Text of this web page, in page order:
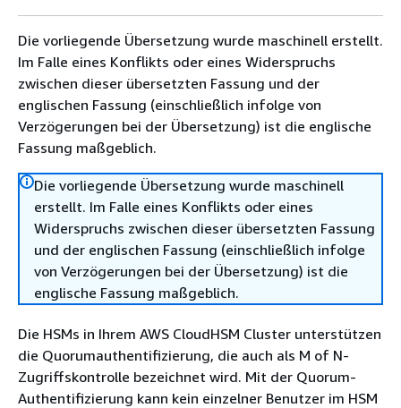
Die vorliegende Übersetzung wurde maschinell erstellt.
Im Falle eines Konflikts oder eines Widerspruchs
zwischen dieser übersetzten Fassung und der
englischen Fassung (einschließlich infolge von
Verzögerungen bei der Übersetzung) ist die englische
Fassung maßgeblich.
Die vorliegende Übersetzung wurde maschinell
erstellt. Im Falle eines Konflikts oder eines
Widerspruchs zwischen dieser übersetzten Fassung
und der englischen Fassung (einschließlich infolge
von Verzögerungen bei der Übersetzung) ist die
englische Fassung maßgeblich.
Die HSMs in Ihrem AWS CloudHSM Cluster unterstützen
die Quorumauthentifizierung, die auch als M of N-
Zugriffskontrolle bezeichnet wird. Mit der Quorum-
Authentifizierung kann kein einzelner Benutzer im HSM